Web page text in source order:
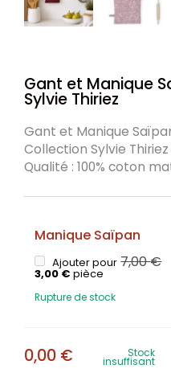
Gant et Manique
Sylvie Thiriez
Gant et Manique
Collection Sylvie
Qualité : 100% coton
Manique Saïpan
Ajouter pour 7,00€
3,00€ pièce
Rupture de stock
0,00 € Stock
insuffisant